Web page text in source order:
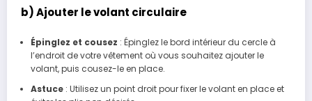
b) Ajouter le volant circulaire
Épinglez et cousez : Épinglez le bord intérieur du cercle à
l’endroit de votre vêtement où vous souhaitez ajouter le
volant, puis cousez-le en place.
Astuce: Utilisez un point droit pour fixer le volant en place et